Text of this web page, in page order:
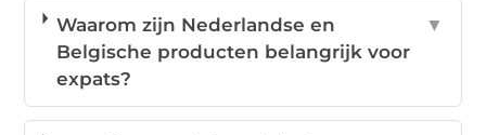
Waarom zijn Nederlandse en
Belgische producten belangrijk voor
expats?
▼